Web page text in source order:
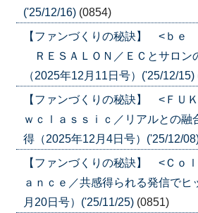
('25/12/16) (0854)
【ファンづくりの秘訣】 <ｂ
ＲＥＳＡＬＯＮ／ＥＣとサロン
（2025年12月11日号）('25/12/15)
【ファンづくりの秘訣】 <ＦＵ
ｗｃｌａｓｓｉｃ／リアルとの融
得（2025年12月4日号）('25/12/
【ファンづくりの秘訣】 <Ｃｏ
ａｎｃｅ／共感得られる発信でヒ
月20日号）('25/11/25) (0851)